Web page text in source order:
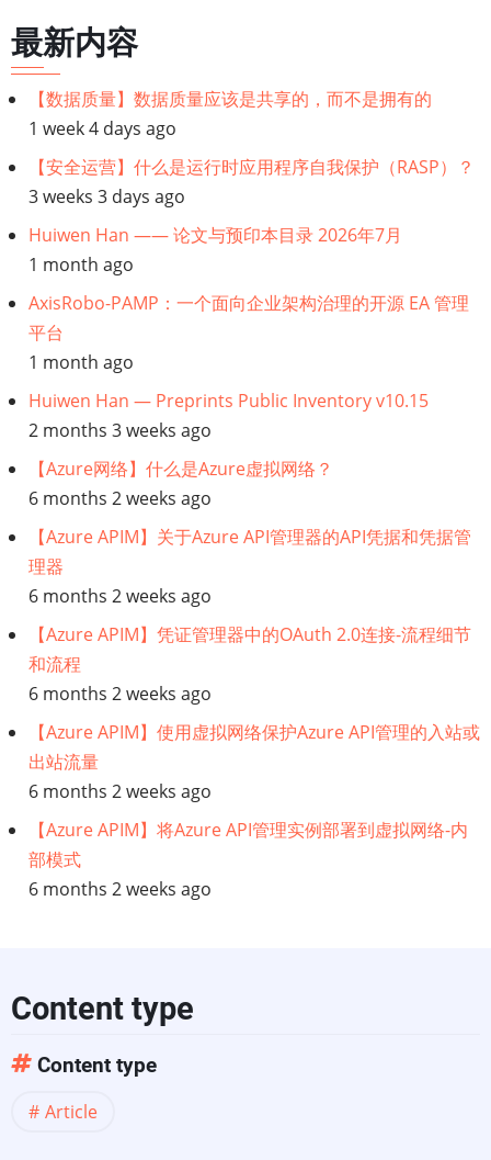
历
链
接：
【分
析
应
用】
什
么
是
分
析
应
用
程
序？
最新内容
【数据质量】数据质量应该是共享的，而不是拥有的
1 week 4 days ago
【安全运营】什么是运行时应用程序自我保护（RASP）？
3 weeks 3 days ago
Huiwen Han —— 论文与预印本目录 2026年7月
1 month ago
AxisRobo-PAMP：一个面向企业架构治理的开源 EA 管理
平台
1 month ago
Huiwen Han — Preprints Public Inventory v10.15
2 months 3 weeks ago
【Azure网络】什么是Azure虚拟网络？
6 months 2 weeks ago
【Azure APIM】关于Azure API管理器的API凭据和凭据管
理器
6 months 2 weeks ago
【Azure APIM】凭证管理器中的OAuth 2.0连接-流程细节
和流程
6 months 2 weeks ago
【Azure APIM】使用虚拟网络保护Azure API管理的入站或
出站流量
6 months 2 weeks ago
【Azure APIM】将Azure API管理实例部署到虚拟网络-内
部模式
6 months 2 weeks ago
Content type
Content type
Article